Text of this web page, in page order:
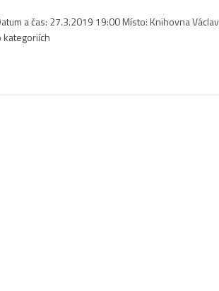
a čas: 27.3.2019 19:00 Místo: Knihovna
kategoriích